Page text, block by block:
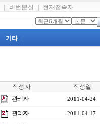
비번분실 현재접속자
기타
작성자 작성일
관리자 2011-04-24
관리자 2011-04-17